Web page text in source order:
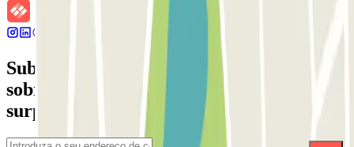
Subscreva a nossa newsletter e saiba mais
sobre descontos, sorteios e muitas outras
surpresas.